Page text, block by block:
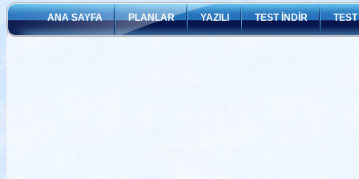
ANA SAYFA PLANLAR YAZILI TEST İNDİR